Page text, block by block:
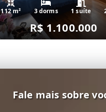
112 m² 3 dorms 1 suíte
R$ 1.100.000
Fale mais sobre